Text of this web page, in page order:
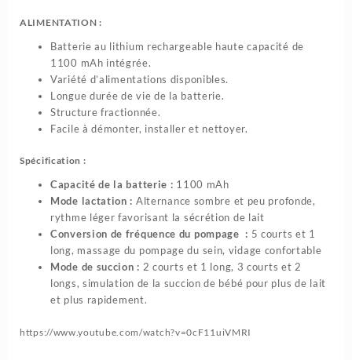
ALIMENTATION :
Batterie au lithium rechargeable haute capacité de
1100 mAh intégrée.
Variété d’alimentations disponibles.
Longue durée de vie de la batterie.
Structure fractionnée.
Facile à démonter, installer et nettoyer.
Spécification :
Capacité de la batterie : 1100 mAh
Mode lactation : Alternance sombre et peu profonde,
rythme léger favorisant la sécrétion de lait
Conversion de fréquence du pompage : 5 courts et 1
long, massage du pompage du sein, vidage confortable
Mode de succion : 2 courts et 1 long, 3 courts et 2
longs, simulation de la succion de bébé pour plus de lait
et plus rapidement.
https://www.youtube.com/watch?v=0cF11uiVMRI